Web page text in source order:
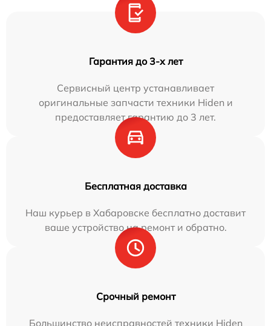
Гарантия до 3-х лет
Сервисный центр устанавливает
оригинальные запчасти техники Hiden и
предоставляет гарантию до 3 лет.
Бесплатная доставка
Наш курьер в Хабаровске бесплатно доставит
ваше устройство на ремонт и обратно.
Срочный ремонт
Большинство неисправностей техники Hiden